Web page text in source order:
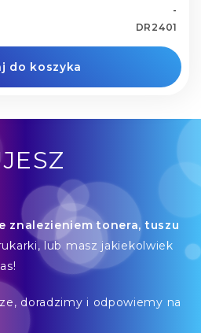
-
DR2401
do koszyka
znalezieniem tonera, tuszu
lub masz jakiekolwiek
doradzimy i odpowiemy na